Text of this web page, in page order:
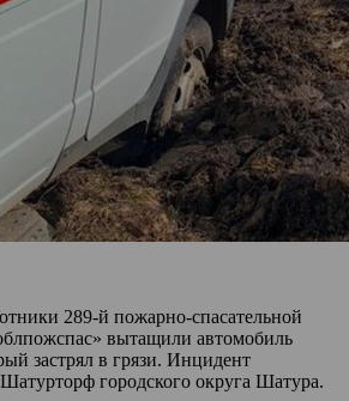
289-й пожарно-спасательной
вытащили автомобиль
застрял в грязи. Инцидент
городского округа Шатура.